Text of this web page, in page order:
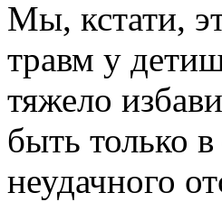
Мы, кстати,
травм у
тяжело
быть только
неудачного